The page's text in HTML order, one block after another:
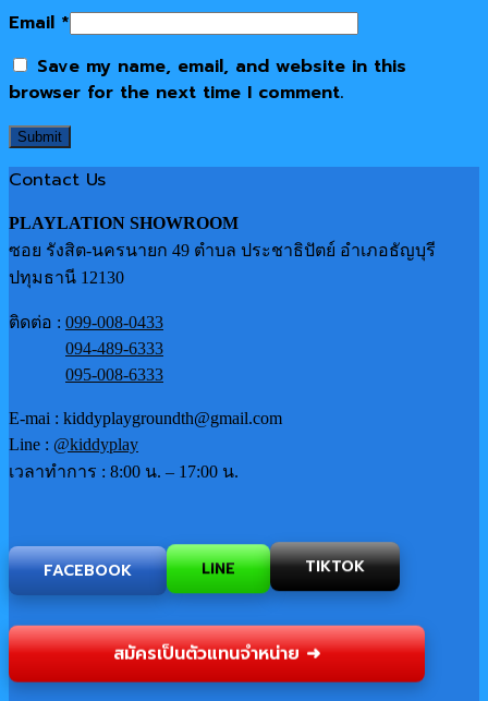
Email *
Save my name, email, and website in this
browser for the next time I comment.
Contact Us
PLAYLATION SHOWROOM
ซอย รังสิต-นครนายก 49 ตำบล ประชาธิปัตย์ อำเภอธัญบุรี
ปทุมธานี 12130
ติดต่อ : 099-008-0433
094-489-6333
095-008-6333
E-mai : kiddyplaygroundth@gmail.com
Line : @kiddyplay
เวลาทำการ : 8:00 น. – 17:00 น.
FACEBOOK LINE TIKTOK
สมัครเป็นตัวแทนจำหน่าย ➜